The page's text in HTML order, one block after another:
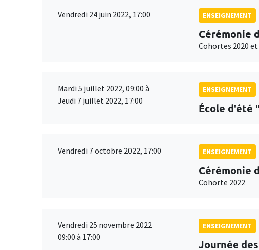
Vendredi 24 juin 2022, 17:00 ENSEIGNEMENT
Cérémonie
Cohortes 2020 et
Mardi 5 juillet 2022, 09:00 à
Jeudi 7 juillet 2022, 17:00
ENSEIGNEMENT
École d'été
Vendredi 7 octobre 2022, 17:00 ENSEIGNEMENT
Cérémonie
Cohorte 2022
Vendredi 25 novembre 2022
09:00 à 17:00
ENSEIGNEMENT
Journée